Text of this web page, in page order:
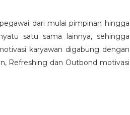
dari mulai pimpinan hingga
satu sama lainnya, sehingga
karyawan digabung dengan
Refreshing dan Outbond motivasi